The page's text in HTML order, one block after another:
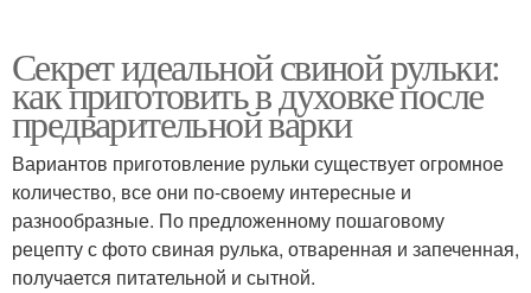
Секрет идеальной свиной рульки:
как приготовить в духовке после
предварительной варки
Вариантов приготовление рульки существует огромное
количество, все они по-своему интересные и
разнообразные. По предложенному пошаговому
рецепту с фото свиная рулька, отваренная и запеченная,
получается питательной и сытной.